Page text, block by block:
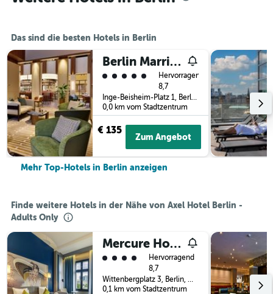
Das sind die besten Hotels in Berlin
Berlin Marriott Hotel
Bewertungskategorie 5
Hervorragend
8,7
Inge-Beisheim-Platz 1, Berlin, Deutschland
0,0 km vom Stadtzentrum
€ 135
Zum Angebot
Mehr Top-Hotels in Berlin anzeigen
Finde weitere Hotels in der Nähe von Axel Hotel Berlin -
Adults Only
Mercure Hotel Berlin Wittenbergplatz
Bewertungskategorie 4
Hervorragend
8,7
Wittenbergplatz 3, Berlin, Deutschland
0,1 km vom Stadtzentrum